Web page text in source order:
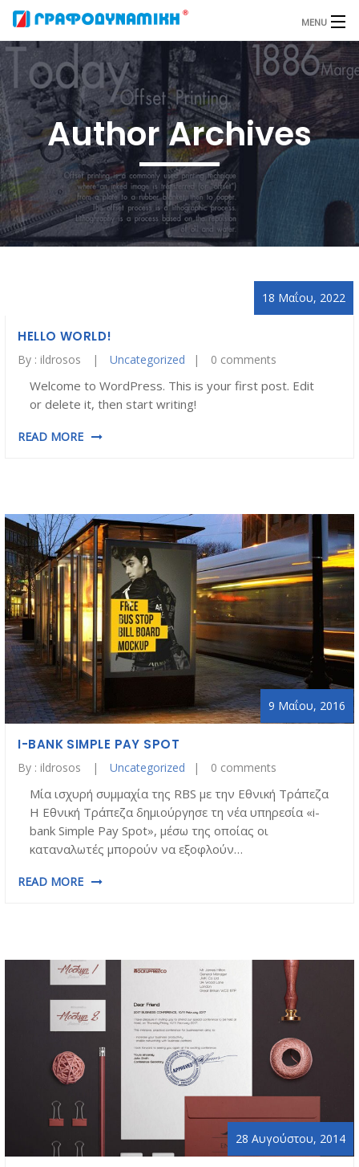
MENU
Αρχική
Φωτοτυπίες
Εκτυπώσεις
Σχεδιασμός Εντύπου
Μεγάλες Διαστάσεις
Ταμειακές Μηχανές
Author Archives
18 Μαΐου, 2022
HELLO WORLD!
By : ildrosos Uncategorized 0 comments
Welcome to WordPress. This is your first post. Edit
or delete it, then start writing!
READ MORE
9 Μαΐου, 2016
I-BANK SIMPLE PAY SPOT
By : ildrosos Uncategorized 0 comments
Μία ισχυρή συμμαχία της RBS με την Εθνική Τράπεζα
Η Εθνική Τράπεζα δημιούργησε τη νέα υπηρεσία «i-
bank Simple Pay Spot», μέσω της οποίας οι
καταναλωτές μπορούν να εξοφλούν…
READ MORE
28 Αυγούστου, 2014